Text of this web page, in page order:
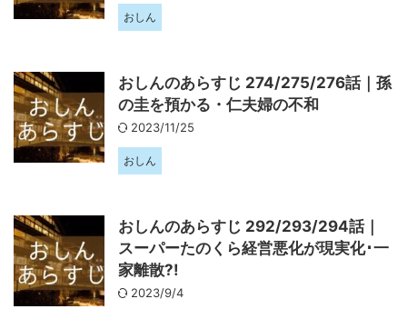
おしん
おしんのあらすじ 274/275/276話｜孫
の圭を預かる・仁夫婦の不和
2023/11/25
おしん
おしんのあらすじ 292/293/294話｜
スーパーたのくら経営悪化が現実化･一
家離散?!
2023/9/4